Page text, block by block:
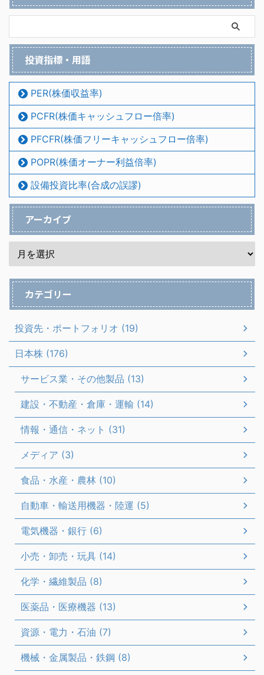
投資指標・用語
PER(株価収益率)
PCFR(株価キャッシュフロー倍率)
PFCFR(株価フリーキャッシュフロー倍率)
POPR(株価オーナー利益倍率)
設備投資比率(合成の誤謬)
アーカイブ
カテゴリー
投資先・ポートフォリオ (19)
日本株 (176)
サービス業・その他製品 (13)
建設・不動産・倉庫・運輸 (14)
情報・通信・ネット (31)
メディア (3)
食品・水産・農林 (10)
自動車・輸送用機器・陸運 (5)
電気機器・銀行 (6)
小売・卸売・玩具 (14)
化学・繊維製品 (8)
医薬品・医療機器 (13)
資源・電力・石油 (7)
機械・金属製品・鉄鋼 (8)